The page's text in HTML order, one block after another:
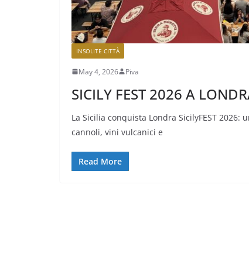
INSOLITE CITTÀ
May 4, 2026 Piva
SICILY FEST 2026 A
La Sicilia conquista Londra SicilyFEST
cannoli, vini vulcanici e
Read More